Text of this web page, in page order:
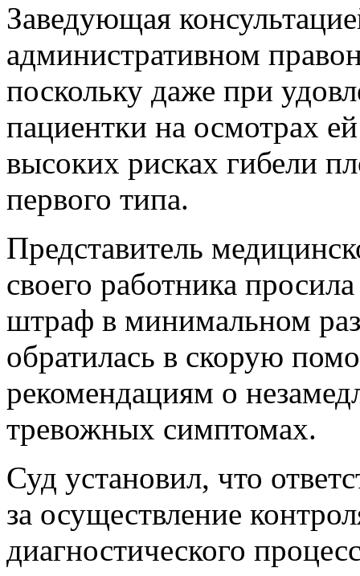
Заведующая
административном
поскольку даже при
пациентки на осмотрах
высоких рисках гибели
первого типа.
Представитель
своего работника
штраф в минимальном
обратилась в скорую
рекомендациям о
тревожных симптомах.
Суд установил, что
за осуществление
диагностического